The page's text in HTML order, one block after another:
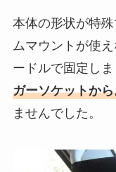
本体の形状が特
ムマウントが使
ードルで固定しま
ガーソケットか
ませんでした。